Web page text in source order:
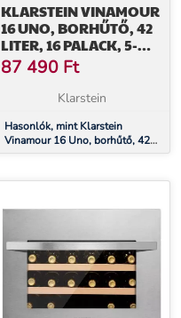
KLARSTEIN VINAMOUR
16 UNO, BORHŰTŐ, 42
LITER, 16 PALACK, 5-
18°C, 41 DB, ÜVEG
87 490 Ft
Klarstein
Hasonlók, mint Klarstein
Vinamour 16 Uno, borhűtő, 42
liter, 16 palack, 5-18°C, 41 dB,